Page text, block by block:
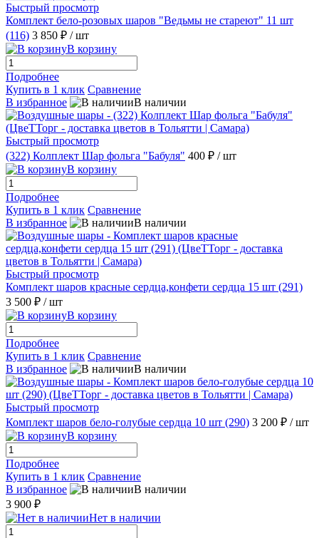
Быстрый просмотр
Комплект бело-розовых шаров "Ведьмы не стареют" 11 шт
(116) 3 850 ₽ / шт
В корзину
Подробнее
Купить в 1 клик Сравнение
В избранное
В наличии
Быстрый просмотр
(322) Колплект Шар фольга "Бабуля" 400 ₽ / шт
В корзину
Подробнее
Купить в 1 клик Сравнение
В избранное
В наличии
Быстрый просмотр
Комплект шаров красные сердца,конфети сердца 15 шт (291)
3 500 ₽ / шт
В корзину
Подробнее
Купить в 1 клик Сравнение
В избранное
В наличии
Быстрый просмотр
Комплект шаров бело-голубые сердца 10 шт (290) 3 200 ₽ / шт
В корзину
Подробнее
Купить в 1 клик Сравнение
В избранное
В наличии
3 900 ₽
Нет в наличии